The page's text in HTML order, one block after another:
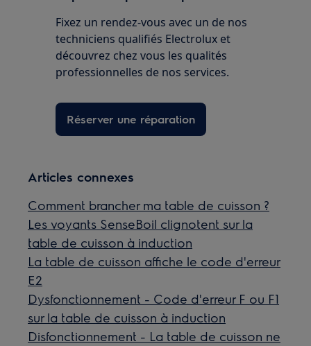
Fixez un rendez-vous avec un de nos
techniciens qualifiés Electrolux et
découvrez chez vous les qualités
professionnelles de nos services.
Réserver une réparation
Articles connexes
Comment brancher ma table de cuisson ?
Les voyants SenseBoil clignotent sur la
table de cuisson à induction
La table de cuisson affiche le code d'erreur
E2
Dysfonctionnement - Code d'erreur F ou F1
sur la table de cuisson à induction
Disfonctionnement - La table de cuisson ne